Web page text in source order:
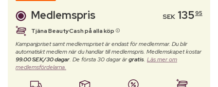
Medlemspris SEK 13595
Tjäna BeautyCash på alla köp
Kampanjpriset samt medlemspriset är endast för medlemmar. Du blir
automatiskt medlem när du handlar till medlemspris. Medlemskapet kostar
99.00 SEK/30 dagar. De första 30 dagar ärgratis. Läs mer om
medlemsfördelarna.